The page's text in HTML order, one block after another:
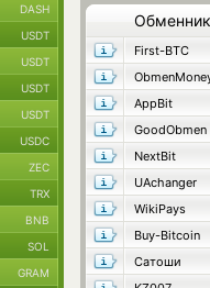
Обменник
First-BTC
AppBit
GoodObmen
NextBit
UAchanger
WikiPays
Buy-Bitcoin
Сатоши
DASH
USDT
USDT
USDT
USDT
USDC
ZEC
TRX
BNB
SOL
GRAM